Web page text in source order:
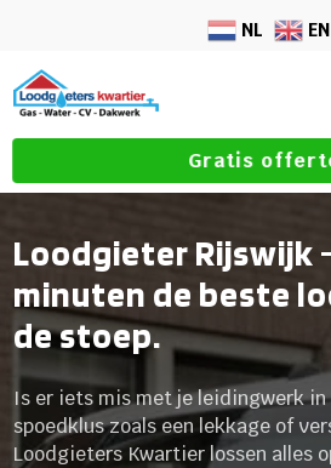
NL EN
Gratis
Loodgieter Rijswijk
minuten de beste
de stoep.
Is er iets mis met je leidingwerk
spoedklus zoals een lekkage of
Loodgieters Kwartier lossen alles